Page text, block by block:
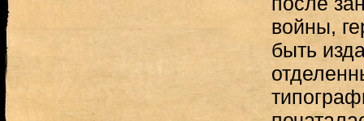
войны,
быть